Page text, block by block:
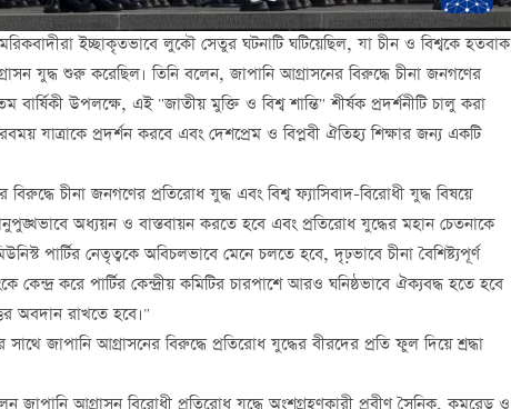
ইচ্ছাকৃতভাবে লুকৌ সেতুর ঘটনাটি ঘটিয়েছিল, যা চীন ও বিশ্বকে হতবাক
যুদ্ধ শুরু করেছিল। তিনি বলেন, জাপানি আগ্রাসনের বিরুদ্ধে চীনা জনগণের
উপলক্ষে, এই "জাতীয় মুক্তি ও বিশ্ব শান্তি" শীর্ষক প্রদর্শনীটি চালু করা
যাত্রাকে প্রদর্শন করবে এবং দেশপ্রেম ও বিপ্লবী ঐতিহ্য শিক্ষার জন্য একটি
চীনা জনগণের প্রতিরোধ যুদ্ধ এবং বিশ্ব ফ্যাসিবাদ-বিরোধী যুদ্ধ বিষয়ে
অধ্যয়ন ও বাস্তবায়ন করতে হবে এবং প্রতিরোধ যুদ্ধের মহান চেতনাকে
পার্টির নেতৃত্বকে অবিচলভাবে মেনে চলতে হবে, দৃঢ়ভাবে চীনা বৈশিষ্ট্যপূর্ণ
করে পার্টির কেন্দ্রীয় কমিটির চারপাশে আরও ঘনিষ্ঠভাবে ঐক্যবদ্ধ হতে হবে
অবদান রাখতে হবে।"
জাপানি আগ্রাসনের বিরুদ্ধে প্রতিরোধ যুদ্ধের বীরদের প্রতি ফুল দিয়ে শ্রদ্ধা